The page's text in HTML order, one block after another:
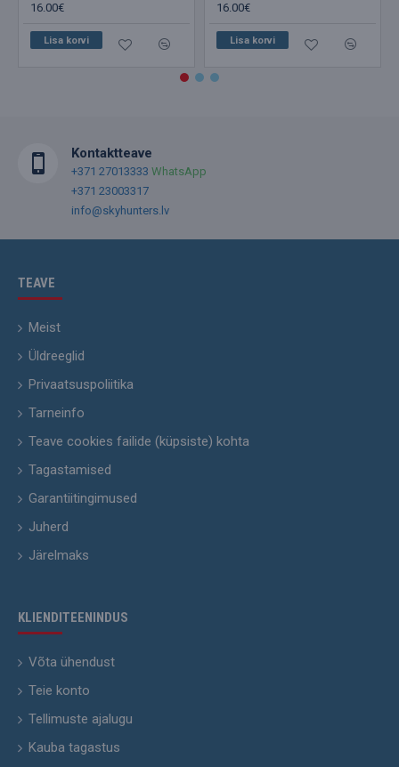
16.00€
Lisa korvi
16.00€
Lisa korvi
Kontaktteave
+371 27013333 WhatsApp
+371 23003317
info@skyhunters.lv
TEAVE
Meist
Üldreeglid
Privaatsuspoliitika
Tarneinfo
Teave cookies failide (küpsiste) kohta
Tagastamised
Garantiitingimused
Juherd
Järelmaks
KLIENDITEENINDUS
Võta ühendust
Teie konto
Tellimuste ajalugu
Kauba tagastus